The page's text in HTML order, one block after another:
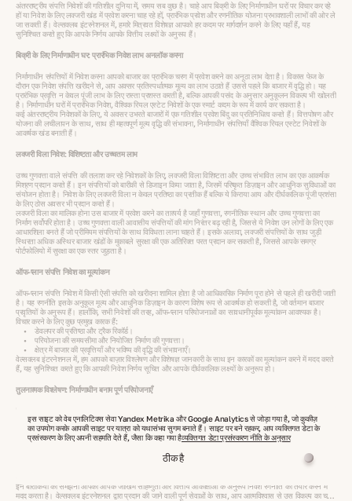
अंतरराष्ट्रीय संपत्ति निवेशों की गतिशील दुनिया में, समय सब कुछ है। चाहे आप बिक्री के लिए निर्माणाधीन घरों पर विचार कर रहे
हों या निवेश के लिए लक्जरी खंड में प्रवेश करना चाह रहे हों, प्रारंभिक प्रवेश और रणनीतिक योजना प्रभावशाली लाभों की ओर ले
जा सकती हैं। वेल्सक्लब इंटरनेशनल में, हमारे मित्रवत विशेषज्ञ आपको हर कदम पर मार्गदर्शन करने के लिए यहाँ हैं, यह
सुनिश्चित करते हुए कि आपके निर्णय आपके वित्तीय लक्ष्यों के अनुरूप हैं।
बिक्री के लिए निर्माणाधीन घर: प्रारंभिक निवेश लाभ अनलॉक करना
निर्माणाधीन संपत्तियों में निवेश करना आपको बाजार का प्रारंभिक चरण में प्रवेश करने का अनूठा लाभ देता है। विकास फेज के
दौरान एक निवेश संपत्ति खरीदने से, आप अक्सर प्रतिस्पर्धात्मक मूल्य का लाभ उठाते हैं उससे पहले कि बाजार में वृद्धि हो। यह
प्रारंभिक प्रवृत्ति न केवल पूंजी लाभ के लिए रास्ता प्रशस्त करती है, बल्कि आपकी पसंद के अनुसार अनुकूलन विकल्प भी खोलती
है। निर्माणाधीन घरों में प्रारंभिक निवेश, वैश्विक रियल एस्टेट निवेशों के एक स्मार्ट कदम के रूप में कार्य कर सकता है।
कई अंतरराष्ट्रीय निवेशकों के लिए, ये अवसर उभरते बाजारों में एक गतिशील प्रवेश बिंदु का प्रतिनिधित्व करते हैं। वित्तपोषण और
योजना की लचीलापन के साथ, साथ ही महत्वपूर्ण मूल्य वृद्धि की संभावना, निर्माणाधीन संपत्तियाँ वैश्विक रियल एस्टेट निवेशों के
आकर्षक खंड बनाती हैं।
लक्जरी विला निवेश: विशिष्टता और उच्चतम लाभ
उच्च गुणवत्ता वाले संपत्ति की तलाश कर रहे निवेशकों के लिए, लक्जरी विला विशिष्टता और उच्च संभावित लाभ का एक आकर्षक
मिश्रण प्रदान करते हैं। इन संपत्तियों को बारीकी से डिजाइन किया जाता है, जिसमें परिष्कृत डिज़ाइन और आधुनिक सुविधाओं का
संयोजन होता है। निवेश के लिए लक्जरी विला न केवल प्रतिष्ठा का प्रतीक हैं बल्कि ये किराया आय और दीर्घकालिक पूंजी प्रशंसा
के लिए ठोस अवसर भी प्रदान करते हैं।
लक्जरी विला का मालिक होना उस बाजार में प्रवेश करने का तात्पर्य है जहाँ गुणवत्ता, रणनीतिक स्थान और उच्च गुणवत्ता का
निर्माण सर्वोपरि होता है। उच्च गुणवत्ता वाली आवासीय संपत्तियों की मांग निरंतर बढ़ रही है, जिससे ये निवेश उन लोगों के लिए एक
आधारशिला बनते हैं जो प्रीमियम संपत्तियों के साथ विविधता लाना चाहते हैं। इसके अलावा, लक्जरी संपत्तियों के साथ जुड़ी
स्थिरता अधिक अस्थिर बाजार खंडों के मुकाबले सुरक्षा की एक अतिरिक्त परत प्रदान कर सकती है, जिससे आपके समग्र
पोर्टफोलियो में सुरक्षा का एक स्तर जुड़ता है।
ऑफ-प्लान संपत्ति निवेश का मूल्यांकन
ऑफ-प्लान संपत्ति निवेश में किसी ऐसी संपत्ति को खरीदना शामिल होता है जो आधिकारिक निर्माण पूरा होने से पहले ही खरीदी जाती
है। यह रणनीति इसके अनुकूल मूल्य और आधुनिक डिज़ाइन के कारण विशेष रूप से आकर्षक हो सकती है, जो वर्तमान बाजार
प्रवृतियों के अनुरूप हैं। हालाँकि, सभी निवेशों की तरह, ऑफ-प्लान परियोजनाओं का सावधानीपूर्वक मूल्यांकन आवश्यक है।
विचार करने के लिए कुछ प्रमुख कारक हैं:
• डेवलपर की प्रतिष्ठा और ट्रैक रिकॉर्ड।
• परियोजना की समयसीमा और नियोजित निर्माण की गुणवत्ता।
• क्षेत्र में बाजार की प्रवृत्तियाँ और भविष्य की वृद्धि की संभावनाएँ।
वेल्सक्लब इंटरनेशनल में, हम आपको बाज़ार विश्लेषण और विशेषज्ञ जानकारी के साथ इन कारकों का मूल्यांकन करने में मदद करते
हैं, यह सुनिश्चित करते हुए कि आपकी निवेश निर्णय सूचित और आपके दीर्घकालिक लक्ष्यों के अनुरूप हो।
तुलनात्मक विश्लेषण: निर्माणाधीन बनाम पूर्ण परियोजनाएँ
• मूल्य निर्धारण: निर्माणाधीन संपत्तियाँ सामान्यत: पूर्ण संपत्तियों की तुलना में निम्न प्रवेश मूल्य प्रदान करती हैं, जो समय के
साथ महत्वपूर्ण प्रशंसा ला सकती हैं।
• कस्टमाइजेशन: एक परियोजना में प्रारंभिक निवेश करने से ऐसे अनुकूलन विकल्प मिल सकते हैं जो संपत्ति पूर्ण होने पर
• जोखिम और लाभ: जबकि ऑफ-प्लान निवेशों में कुछ जोखिम होता है—मुख्यतः निर्माण में देरी या बाजार में उतार-चढ़ाव से
संबंधित—वे भी महत्वपूर्ण लाभ की संभावना प्रदान करते हैं। इसके विपरीत, पूर्ण संपत्तियाँ अधिक पूर्वानुमानित आय धाराओं को
इन बारीकियों को समझना आपको आपके जोखिम सहिष्णुता और वित्तीय आकांक्षाओं के अनुरूप निवेश रणनीति को तैयार करने में
मदद करता है। वेल्सक्लब इंटरनेशनल द्वारा प्रदान की जाने वाली पूर्ण सेवाओं के साथ, आप आत्मविश्वास से उस विकल्प का चयन
इस साइट को वेब एनालिटिक्स सेवा Yandex Metrika और Google Analytics से जोड़ा गया है, जो कुकीज़
का उपयोग करके आपकी साइट पर यात्रा को यथासंभव सुगम बनाते हैं। साइट पर बने रहकर, आप व्यक्तिगत डेटा के
प्रसंस्करण के लिए अपनी सहमति देते हैं, जैसा कि कहा गया हैव्यक्तिगत डेटा प्रसंस्करण नीति के अनुसार
ठीक है